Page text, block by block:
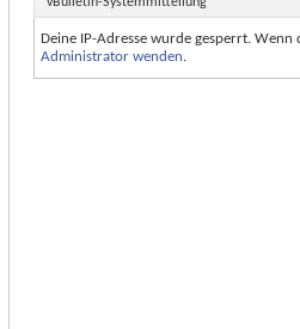
Deine IP-Adresse wurde gesperrt.
Administrator wenden.